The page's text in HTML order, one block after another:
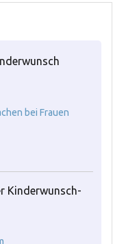
bei Frauen
Kinderwunsch-